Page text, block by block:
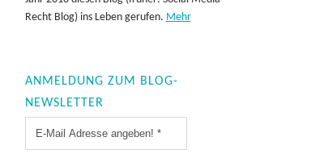
Recht Blog) ins Leben gerufen. Mehr
ANMELDUNG ZUM BLOG-
NEWSLETTER